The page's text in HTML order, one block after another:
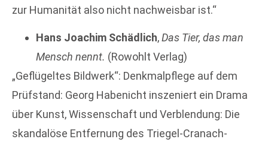
zur Humanität also nicht nachweisbar ist.“
Hans Joachim Schädlich,Das Tier, das man
Mensch nennt. (Rowohlt Verlag)
„Geflügeltes Bildwerk“: Denkmalpflege auf dem
Prüfstand: Georg Habenicht inszeniert ein Drama
über Kunst, Wissenschaft und Verblendung: Die
skandalöse Entfernung des Triegel-Cranach-